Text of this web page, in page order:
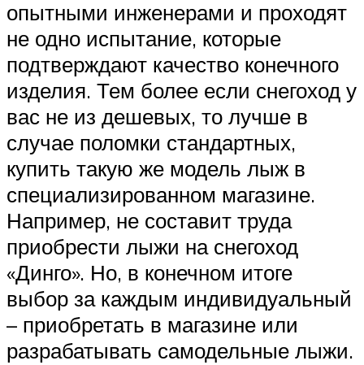
опытными инженерами и проходят
не одно испытание, которые
подтверждают качество конечного
изделия. Тем более если снегоход у
вас не из дешевых, то лучше в
случае поломки стандартных,
купить такую же модель лыж в
специализированном магазине.
Например, не составит труда
приобрести лыжи на снегоход
«Динго». Но, в конечном итоге
выбор за каждым индивидуальный
– приобретать в магазине или
разрабатывать самодельные лыжи.